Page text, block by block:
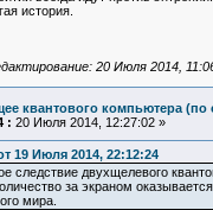
история.
20 Июля 2014,
квантового компьютера (по
: 20 Июля 2014, 12:27:02 »
19 Июля 2014, 22:12:24
следствие двухщелевого
за экраном
мира.